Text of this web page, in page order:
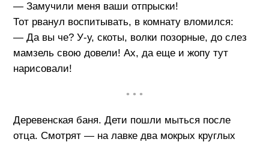
— Замучили меня ваши отпрыски!
Тот рванул воспитывать, в комнату вломился:
— Да вы че? У-у, скоты, волки позорные, до слез
мамзель свою довели! Ах, да еще и жопу тут
нарисовали!
• • •
Деревенская баня. Дети пошли мыться после
отца. Смотрят — на лавке два мокрых круглых